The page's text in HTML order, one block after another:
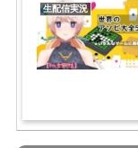
生配信実況